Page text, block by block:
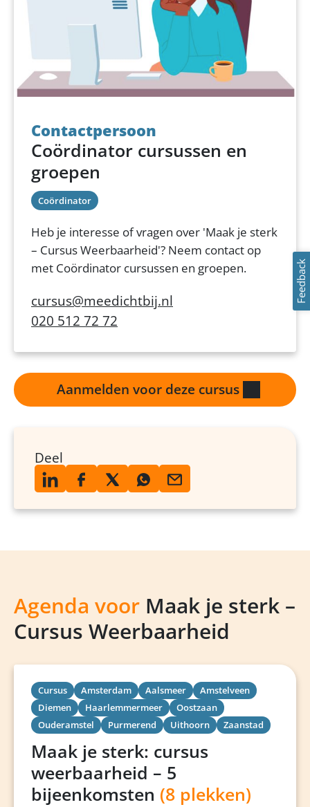
Feedback
Contactpersoon
Coördinator cursussen en
groepen
Coördinator
Heb je interesse of vragen over 'Maak je sterk
– Cursus Weerbaarheid'? Neem contact op
met Coördinator cursussen en groepen.
cursus@meedichtbij.nl
020 512 72 72
Aanmelden voor deze cursus
Deel
Agenda voor Maak je sterk –
Cursus Weerbaarheid
Cursus Amsterdam Aalsmeer
Amstelveen
Diemen
Haarlemmermeer
Oostzaan
Ouderamstel
Purmerend Uithoorn Zaanstad
Maak je sterk: cursus
weerbaarheid – 5
bijeenkomsten (8 plekken)